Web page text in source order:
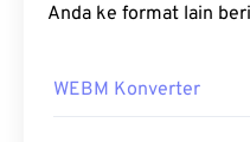
Anda ke format lain
WEBM Konverter